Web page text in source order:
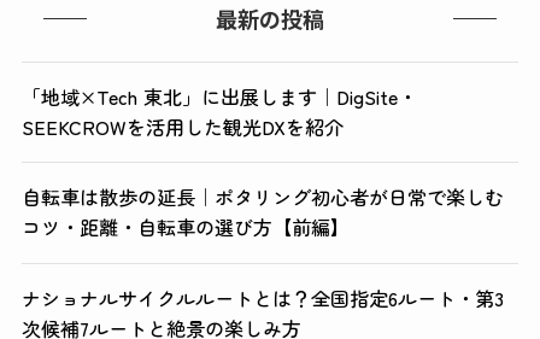
最新の投稿
「地域×Tech 東北」に出展します｜DigSite・
SEEKCROWを活用した観光DXを紹介
自転車は散歩の延長｜ポタリング初心者が日常で楽しむ
コツ・距離・自転車の選び方【前編】
ナショナルサイクルルートとは？全国指定6ルート・第3
次候補7ルートと絶景の楽しみ方